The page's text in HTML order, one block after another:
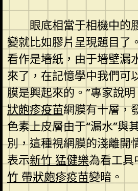
眼底相當于相機中的
變就比如膠片呈現題目了
看作是墻紙，由于墻壁漏
來了，在記憶學中我們可
膜是興起來的。”專家說
狀皰疹疫苗網膜有十層，
色素上皮層由于“漏水”與
別，這種視網膜的淺離開
表示新竹 猛健樂為看工具
竹 帶狀皰疹疫苗變暗。